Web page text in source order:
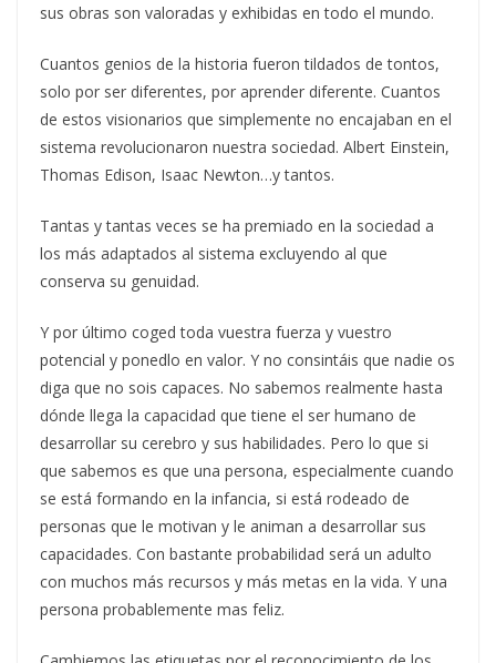
sus obras son valoradas y exhibidas en todo el mundo.
Cuantos genios de la historia fueron tildados de tontos,
solo por ser diferentes, por aprender diferente. Cuantos
de estos visionarios que simplemente no encajaban en el
sistema revolucionaron nuestra sociedad. Albert Einstein,
Thomas Edison, Isaac Newton…y tantos.
Tantas y tantas veces se ha premiado en la sociedad a
los más adaptados al sistema excluyendo al que
conserva su genuidad.
Y por último coged toda vuestra fuerza y vuestro
potencial y ponedlo en valor. Y no consintáis que nadie os
diga que no sois capaces. No sabemos realmente hasta
dónde llega la capacidad que tiene el ser humano de
desarrollar su cerebro y sus habilidades. Pero lo que si
que sabemos es que una persona, especialmente cuando
se está formando en la infancia, si está rodeado de
personas que le motivan y le animan a desarrollar sus
capacidades. Con bastante probabilidad será un adulto
con muchos más recursos y más metas en la vida. Y una
persona probablemente mas feliz.